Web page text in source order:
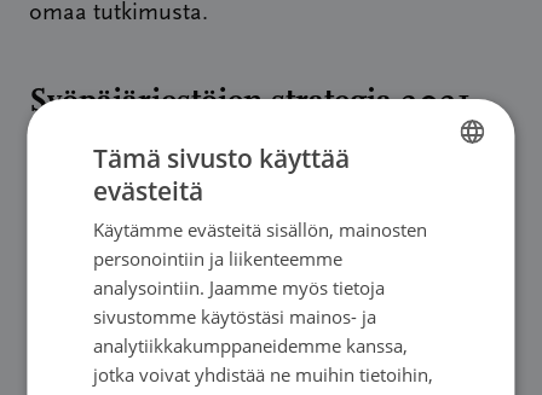
omaa tutkimusta.
Syöpäjärjestöjen strategia 2021–
määrätietoisesti terveyden edistämiseksi,
syövän ehkäisemiseksi, sairastuneiden
tukemiseksi ja syövästä aiheutuvien haittojen
vähentämiseksi koko maassa.
FINNISH
Tämä sivusto käyttää
evästeitä
Käytämme evästeitä sisällön, mainosten
personointiin ja liikenteemme
analysointiin. Jaamme myös tietoja
sivustomme käytöstäsi mainos- ja
analytiikkakumppaneidemme kanssa,
jotka voivat yhdistää ne muihin tietoihin,